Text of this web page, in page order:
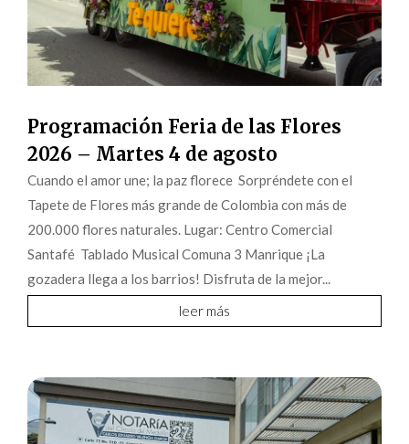
Programación Feria de las Flores
2026 – Martes 4 de agosto
Cuando el amor une; la paz florece Sorpréndete con el
Tapete de Flores más grande de Colombia con más de
200.000 flores naturales. Lugar: Centro Comercial
Santafé Tablado Musical Comuna 3 Manrique ¡La
gozadera llega a los barrios! Disfruta de la mejor...
leer más